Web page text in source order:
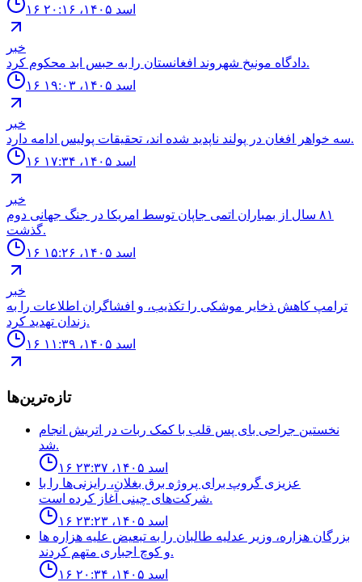
۱۶ اسد ۱۴۰۵، ۲۰:۱۶
خبر
دادگاه مونيخ شهروند افغانستان را به حبس ابد محكوم كرد.
۱۶ اسد ۱۴۰۵، ۱۹:۰۳
خبر
سه خواهر افغان در پولند ناپديد شده اند، تحقيقات پوليس ادامه دارد.
۱۶ اسد ۱۴۰۵، ۱۷:۳۴
خبر
٨١ سال از بمباران اتمى جاپان توسط امريكا در جنگ جهانى دوم
گذشت.
۱۶ اسد ۱۴۰۵، ۱۵:۲۶
خبر
ترامپ كاهش ذخاير موشكى را تكذيب، و افشاگران اطلاعات را به
زندان تهديد كرد.
۱۶ اسد ۱۴۰۵، ۱۱:۳۹
تازه‌ترین‌ها
نخستين جراحى باى پس قلب با كمک ربات در اتريش انجام
شد.
۱۶ اسد ۱۴۰۵، ۲۳:۳۷
عزیزی گروپ برای پروژه برق بغلان، رایزنی‌ها را با
شرکت‌های چینی آغاز کرده است.
۱۶ اسد ۱۴۰۵، ۲۳:۲۳
بزرگان هزاره، وزير عدليه طالبان را به تبعيض عليه هزاره ها
و كوچ اجبارى متهم كردند.
۱۶ اسد ۱۴۰۵، ۲۰:۳۴